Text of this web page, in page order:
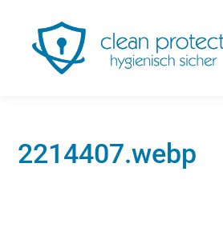
2214407.webp